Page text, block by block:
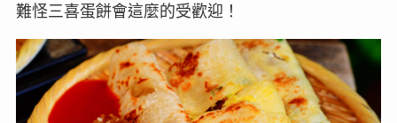
難怪三喜蛋餅會這麼的受歡迎！